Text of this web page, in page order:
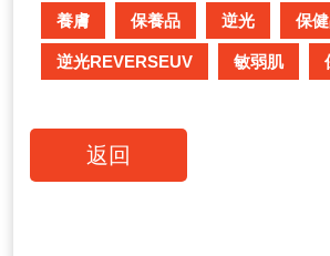
養膚 保養品 逆光 保
逆光REVERSEUV 敏弱肌
返回